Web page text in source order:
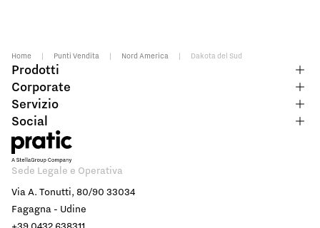
Home | Punti Vendita | Nord America | Dakota del Sud
Prodotti
Corporate
Servizio
Social
Sede Legale e Operativa
Via A. Tonutti, 80/90 33034
Fagagna - Udine